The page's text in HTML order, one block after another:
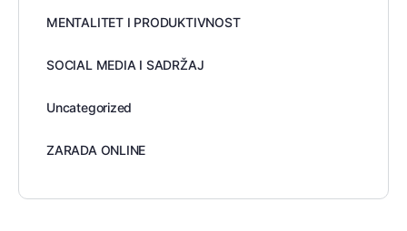
MENTALITET I PRODUKTIVNOST
SOCIAL MEDIA I SADRŽAJ
Uncategorized
ZARADA ONLINE